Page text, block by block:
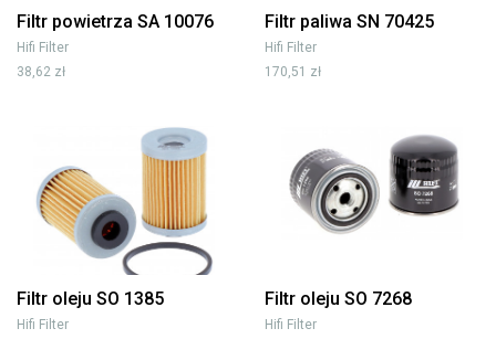
Filtr powietrza SA 10076
Hifi Filter
38,62 zł
Filtr paliwa SN 70425
Hifi Filter
170,51 zł
Filtr oleju SO 1385
Hifi Filter
Filtr oleju SO 7268
Hifi Filter